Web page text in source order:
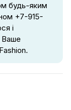
будь-яким
+7-915-
і
Ваше